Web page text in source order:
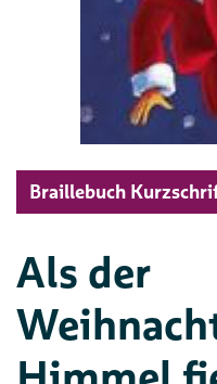
Braillebuch
Als der